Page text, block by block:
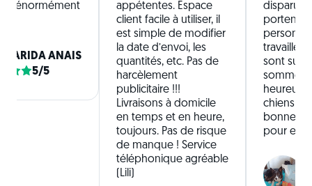
énormément
ANAIS
5/5
appétentes. Espace
client facile à utiliser, il
est simple de modifier
la date d’envoi, les
quantités, etc. Pas de
harcèlement
publicitaire !!!
Livraisons à domicile
en temps et en heure,
toujours. Pas de risque
de manque ! Service
téléphonique agréable
(Lili)
disparu
portent
sont
sommes
heureux
chiens
bonne
pour eux